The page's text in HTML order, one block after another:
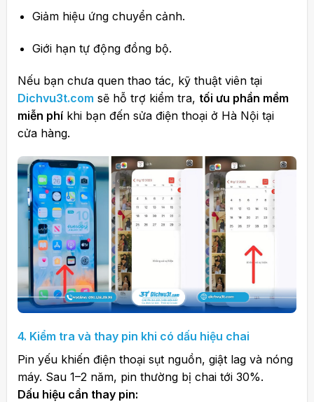
Giảm hiệu ứng chuyển cảnh.
Giới hạn tự động đồng bộ.
Nếu bạn chưa quen thao tác, kỹ thuật viên tại
Dichvu3t.com sẽ hỗ trợ kiểm tra, tối ưu phần mềm
miễn phíkhi bạn đến sửa điện thoại ở Hà Nội tại
cửa hàng.
4. Kiểm tra và thay pin khi có dấu hiệu chai
Pin yếu khiến điện thoại sụt nguồn, giật lag và nóng
máy. Sau 1–2 năm, pin thường bị chai tới 30%.
Dấu hiệu cần thay pin: